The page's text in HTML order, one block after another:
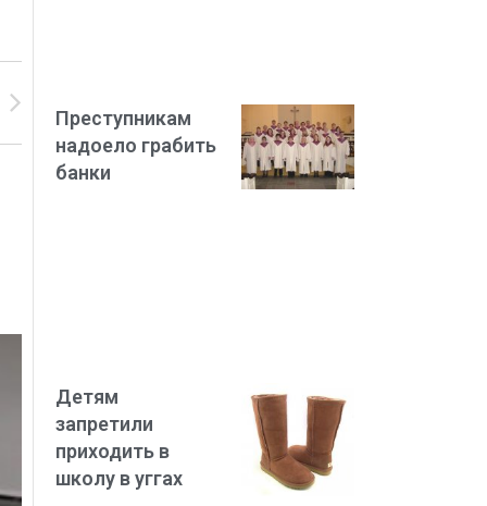
Преступникам
надоело грабить
банки
Детям
запретили
приходить в
школу в уггах